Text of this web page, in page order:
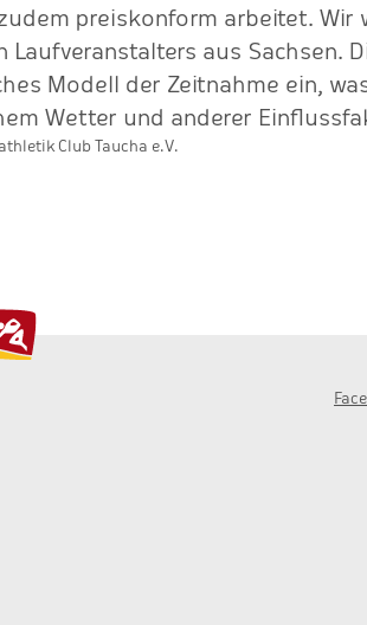
preiskonform arbeitet. Wir
aus Sachsen.
Modell der Zeitnahme ein,
Wetter und anderer
Club Taucha e.V.